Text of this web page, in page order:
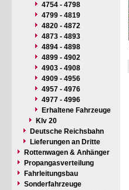
4754 - 4798
4799 - 4819
4820 - 4872
4873 - 4893
4894 - 4898
4899 - 4902
4903 - 4908
4909 - 4956
4957 - 4976
4977 - 4996
Erhaltene Fahrzeuge
Klv 20
Deutsche Reichsbahn
Lieferungen an Dritte
Rottenwagen & Anhänger
Propangasverteilung
Fahrleitungsbau
Sonderfahrzeuge